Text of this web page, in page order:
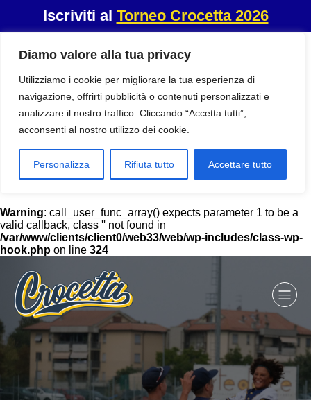
Iscriviti al Torneo Crocetta 2026
Diamo valore alla tua privacy
Utilizziamo i cookie per migliorare la tua esperienza di
navigazione, offrirti pubblicità o contenuti personalizzati e
analizzare il nostro traffico. Cliccando “Accetta tutti”,
acconsenti al nostro utilizzo dei cookie.
Personalizza Rifiuta tutto Accettare tutto
Warning: call_user_func_array() expects parameter 1 to be a
valid callback, class '' not found in
/var/www/clients/client0/web33/web/wp-includes/class-wp-
hook.php on line 324